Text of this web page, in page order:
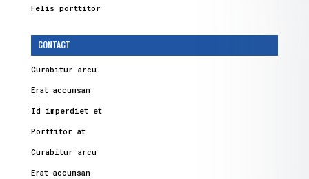
Felis porttitor
CONTACT
Curabitur arcu
Erat accumsan
Id imperdiet et
Porttitor at
Curabitur arcu
Erat accumsan